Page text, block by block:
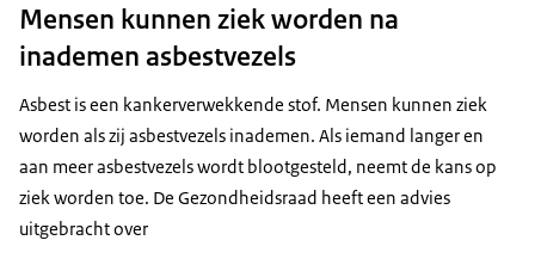
Mensen kunnen ziek worden na
inademen asbestvezels
Asbest is een kankerverwekkende stof. Mensen kunnen ziek
worden als zij asbestvezels inademen. Als iemand langer en
aan meer asbestvezels wordt blootgesteld, neemt de kans op
ziek worden toe. De Gezondheidsraad heeft een advies
uitgebracht over